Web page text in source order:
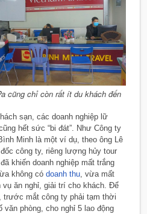
cũng chỉ còn rất ít du khách đến
sạn, các doanh nghiệp lữ
hết sức “bi đát”. Như Công ty
Minh là một ví dụ, theo ông Lê
công ty, riêng lượng hủy tour
khiến doanh nghiệp mất trắng
không có doanh thu , vừa mất
vụ ăn nghỉ, giải trí cho khách. Để
trước mắt công ty phải tạm thời
văn phòng, cho nghỉ 5 lao động